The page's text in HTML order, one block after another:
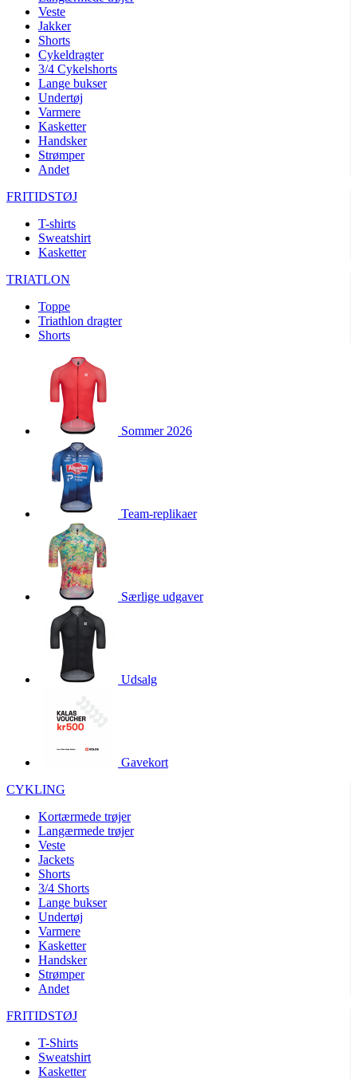
Veste
Jakker
Shorts
Cykeldragter
3/4 Cykelshorts
Lange bukser
Undertøj
Varmere
Kasketter
Handsker
Strømper
Andet
FRITIDSTØJ
T-shirts
Sweatshirt
Kasketter
TRIATLON
Toppe
Triathlon dragter
Shorts
Sommer 2026
Team-replikaer
Særlige udgaver
Udsalg
Gavekort
CYKLING
Kortærmede trøjer
Langærmede trøjer
Veste
Jackets
Shorts
3/4 Shorts
Lange bukser
Undertøj
Varmere
Kasketter
Handsker
Strømper
Andet
FRITIDSTØJ
T-Shirts
Sweatshirt
Kasketter